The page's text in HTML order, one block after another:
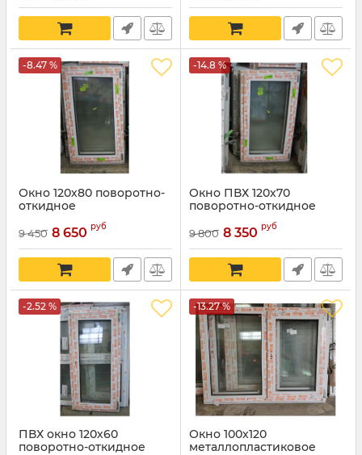
-8.47 %
Окно 120х80 поворотно-
откидное
9 450 8 650 руб
-14.8 %
Окно ПВХ 120х70
поворотно-откидное
9 800 8 350 руб
-2.52 %
ПВХ окно 120х60
поворотно-откидное
-13.27 %
Окно 100х120
металлопластиковое